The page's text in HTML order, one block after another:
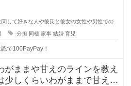
ある時代です
関して好きな人や彼氏と彼女の女性や男性での
分担 同棲 家事 結婚 育児
で100PayPay！
がままや甘えのラインを教え
少しくらいわがままで甘えて